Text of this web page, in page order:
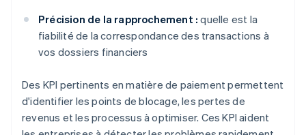
Précision de la rapprochement : quelle est la
fiabilité de la correspondance des transactions à
vos dossiers financiers
Des KPI pertinents en matière de paiement permettent
d'identifier les points de blocage, les pertes de
revenus et les processus à optimiser. Ces KPI aident